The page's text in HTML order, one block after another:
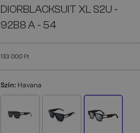
DIORBLACKSUIT XL S2U -
92B8 A - 54
133 000 Ft
Szín: Havana